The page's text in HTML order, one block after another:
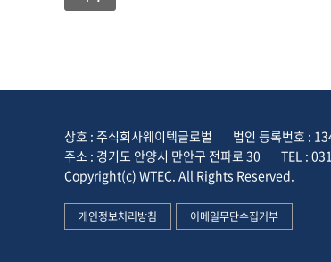
상호 : 주식회사웨이텍글로벌
법인 등록번호 :
주소 : 경기도 안양시 만안구 전파로 30
TEL :
Copyright(c) WTEC. All Rights Reserved.
개인정보처리방침 이메일무단수집거부